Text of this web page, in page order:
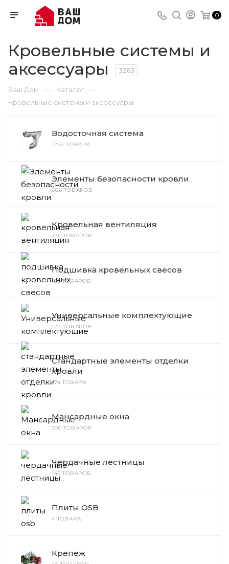
0
Кровельные системы и
аксессуары
3263
Ваш Дом — Каталог —
Кровельные системы и аксессуары
Водосточная система
1272 ТОВАРА
Элементы безопасности кровли
666 ТОВАРОВ
Кровельная вентиляция
370 ТОВАРОВ
Подшивка кровельных свесов
125 ТОВАРОВ
Универсальные комплектующие
127 ТОВАРОВ
Стандартные элементы отделки
кровли
174 ТОВАРА
Мансардные окна
300 ТОВАРОВ
Чердачные лестницы
145 ТОВАРОВ
Плиты OSB
4 ТОВАРА
Крепеж